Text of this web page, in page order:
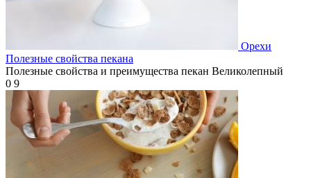
Орехи
Полезные свойства пекана
Полезные свойства и преимущества пекан Великолепный
0 9